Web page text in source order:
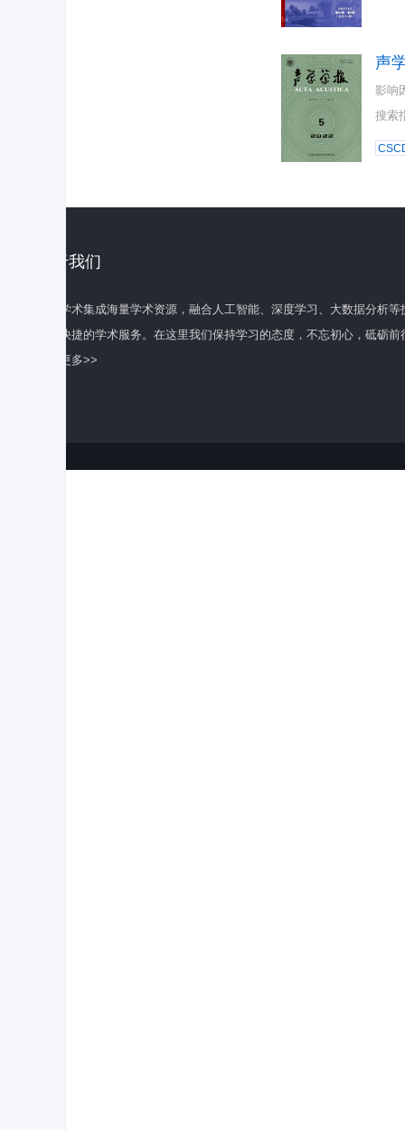
声
影响
搜索
关于我们
百度学术集成海量学术资源，融合人工智能、深度学习、大数据分析
全面快捷的学术服务。在这里我们保持学习的态度，不忘初心，砥砺前
了解更多>>